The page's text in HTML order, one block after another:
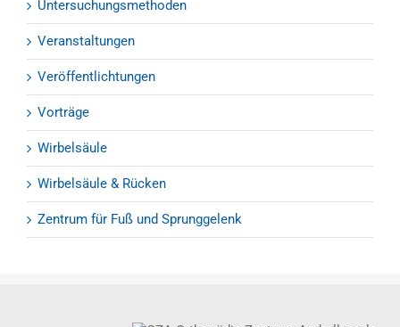
Untersuchungsmethoden
Veranstaltungen
Veröffentlichtungen
Vorträge
Wirbelsäule
Wirbelsäule & Rücken
Zentrum für Fuß und Sprunggelenk